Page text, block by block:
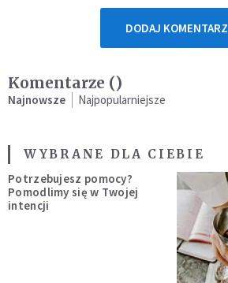
DODAJ KOMENTARZ
Komentarze ()
Najnowsze Najpopularniejsze
WYBRANE DLA CIEBIE
Potrzebujesz pomocy?
Pomodlimy się w Twojej
intencji